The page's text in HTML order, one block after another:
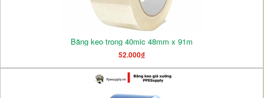
Băng keo trong 40mic 48mm x 91m
52.000₫